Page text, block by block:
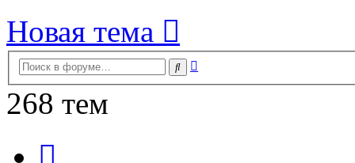
Новая тема
Поиск
268 тем